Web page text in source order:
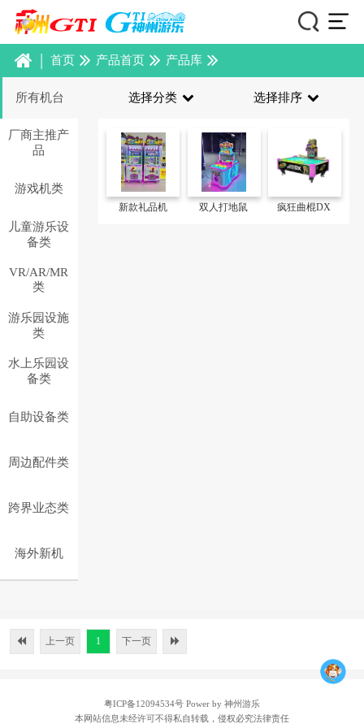
| 首页 产品首页 产品库
所有机台
厂商主推产
品
游戏机类
儿童游乐设
备类
VR/AR/MR
类
游乐园设施
类
水上乐园设
备类
自助设备类
周边配件类
跨界业态类
海外新机
选择分类 选择排序
新款礼品机 双人打地鼠 疯狂曲棍DX
上一页 1 下一页
粤ICP备12094534号 Power by 神州游乐
本网站信息未经许可不得私自转载，侵权必究法律责任